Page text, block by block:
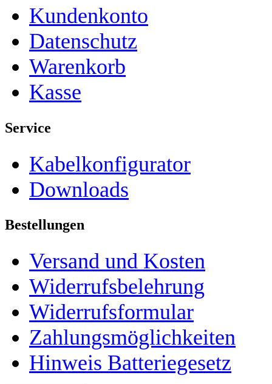
Kundenkonto
Datenschutz
Warenkorb
Kasse
Service
Kabelkonfigurator
Downloads
Bestellungen
Versand und Kosten
Widerrufsbelehrung
Widerrufsformular
Zahlungsmöglichkeiten
Hinweis Batteriegesetz